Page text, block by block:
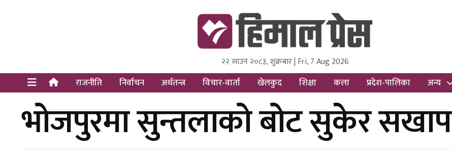
Himal Press
Dot NewsyNepal Media and Research Pvt Ltd.
२२ साउन २०८३, शुक्रबार | Fri, 7 Aug 2026
राजनीति निर्वाचन अर्थतन्त्र विचार-वार्ता खेलकुद शिक्षा कला प्रदेश-पालिका अन्य
भोजपुरमा सुन्तलाको बोट सुकेर सखाप